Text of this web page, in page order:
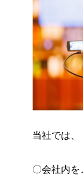
当社では、
〇会社内を